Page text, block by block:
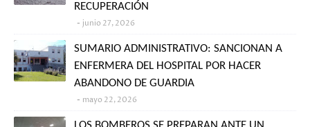
RECUPERACIÓN
junio 27, 2026
SUMARIO ADMINISTRATIVO: SANCIONAN A
ENFERMERA DEL HOSPITAL POR HACER
ABANDONO DE GUARDIA
mayo 22, 2026